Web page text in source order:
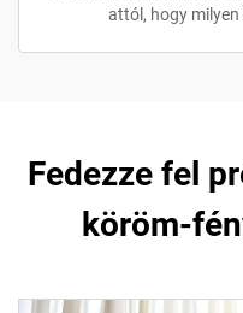
attól, hogy
Fedezze fel
köröm-